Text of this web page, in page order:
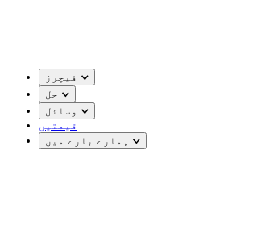
فیچرز
حل
وسائل
قیمتیں
ہمارے بارے میں